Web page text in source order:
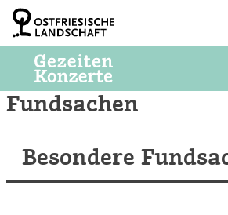
Zum
Inhalt
springen
Fundsachen
Besondere